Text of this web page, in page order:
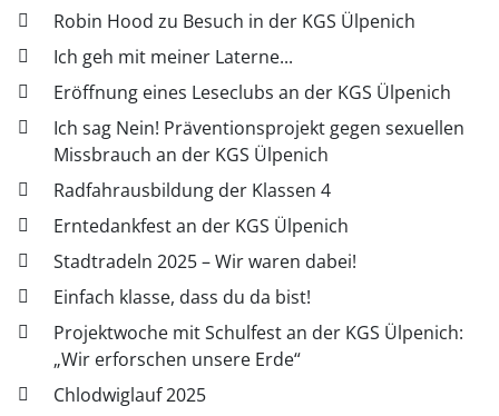
Robin Hood zu Besuch in der KGS Ülpenich
Ich geh mit meiner Laterne...
Eröffnung eines Leseclubs an der KGS Ülpenich
Ich sag Nein! Präventionsprojekt gegen sexuellen
Missbrauch an der KGS Ülpenich
Radfahrausbildung der Klassen 4
Erntedankfest an der KGS Ülpenich
Stadtradeln 2025 – Wir waren dabei!
Einfach klasse, dass du da bist!
Projektwoche mit Schulfest an der KGS Ülpenich:
„Wir erforschen unsere Erde“
Chlodwiglauf 2025